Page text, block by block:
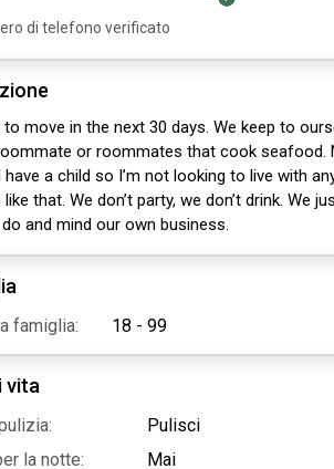
di telefono verificato
move in the next 30 days. We keep to
or roommates that cook seafood.
have a child so I’m not looking to live with
that. We don’t party, we don’t drink. We
and mind our own business.
famiglia: 18 - 99
vita
Pulisci
la notte:
Mai